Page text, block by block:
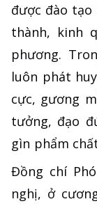
được đào
thành, kinh
phương.
luôn phát
cực, gương
tưởng, đạo
gìn phẩm
Đồng chí
nghị, ở